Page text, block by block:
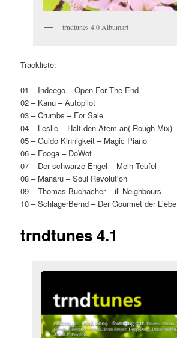
trndtunes 4.0 Albumart
Trackliste:
01 – Indeego – Open For The End
02 – Kanu – Autopilot
03 – Crumbs – For Sale
04 – Leslie – Halt den Atem an( Rough Mix)
05 – Guido Kinnigkeit – Magic Piano
06 – Fooga – DoWot
07 – Der schwarze Engel – Mein Teufel
08 – Manaru – Soul Revolution
09 – Thomas Buchacher – ill Neighbours
10 – SchlagerBernd – Der Gourmet der Liebe
trndtunes 4.1